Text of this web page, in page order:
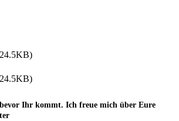
Ihr kommt. Ich freue mich über Eure